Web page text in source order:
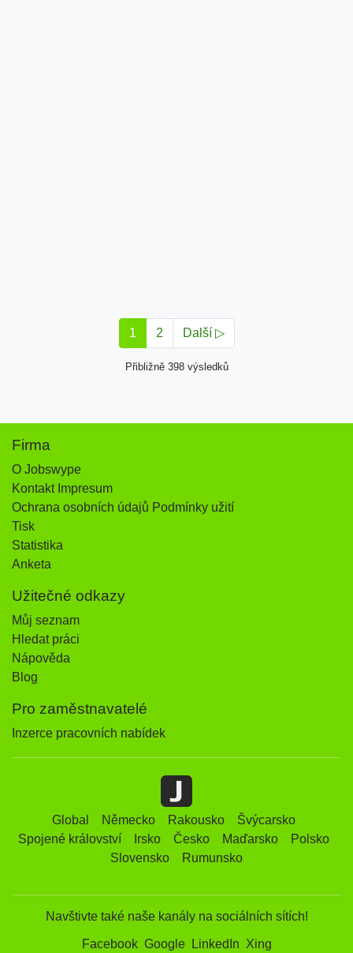
1 2 Další ▷
Přibližně 398 výsledků
Firma
O Jobswype
Kontakt Impresum
Ochrana osobních údajů Podmínky užití
Tisk
Statistika
Anketa
Užitečné odkazy
Můj seznam
Hledat práci
Nápověda
Blog
Pro zaměstnavatelé
Inzerce pracovních nabídek
Global Německo Rakousko
Švýcarsko
Spojené království
Irsko Česko Maďarsko
Polsko
Slovensko
Rumunsko
Navštivte také naše kanály na sociálních sítích!
Facebook Google LinkedIn Xing